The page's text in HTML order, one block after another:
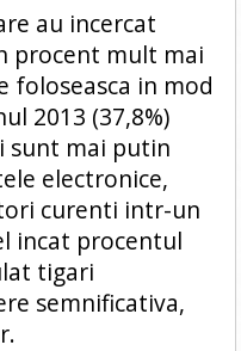
au incercat
procent mult mai
foloseasca in mod
2013 (37,8%)
sunt mai putin
electronice,
curenti intr-un
incat procentul
tigari
semnificativa,